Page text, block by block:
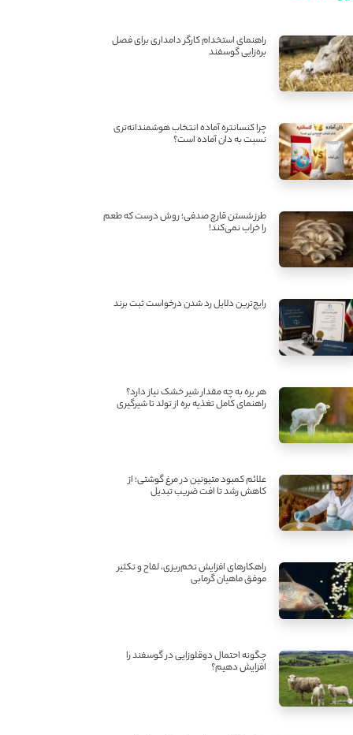
راهنمای استخدام کارگر دامداری برای فصل
بره‌زایی گوسفند
چرا کنسانتره آماده انتخاب هوشمندانه‌تری
نسبت به دان آماده است؟
طرز شستن قارچ صدفی؛ روش درست که طعم
را خراب نمی‌کند!
رایج‌ترین دلایل رد شدن درخواست ثبت برند
هر بره به چه مقدار شیر خشک نیاز دارد؟
راهنمای کامل تغذیه بره از تولد تا شیرگیری
علائم کمبود متیونین در مرغ گوشتی؛ از
کاهش رشد تا افت ضریب تبدیل
راهکارهای افزایش تخم‌ریزی، لقاح و تکثیر
موفق ماهیان گرمابی
چگونه احتمال دوقلوزایی در گوسفند را
افزایش دهیم؟